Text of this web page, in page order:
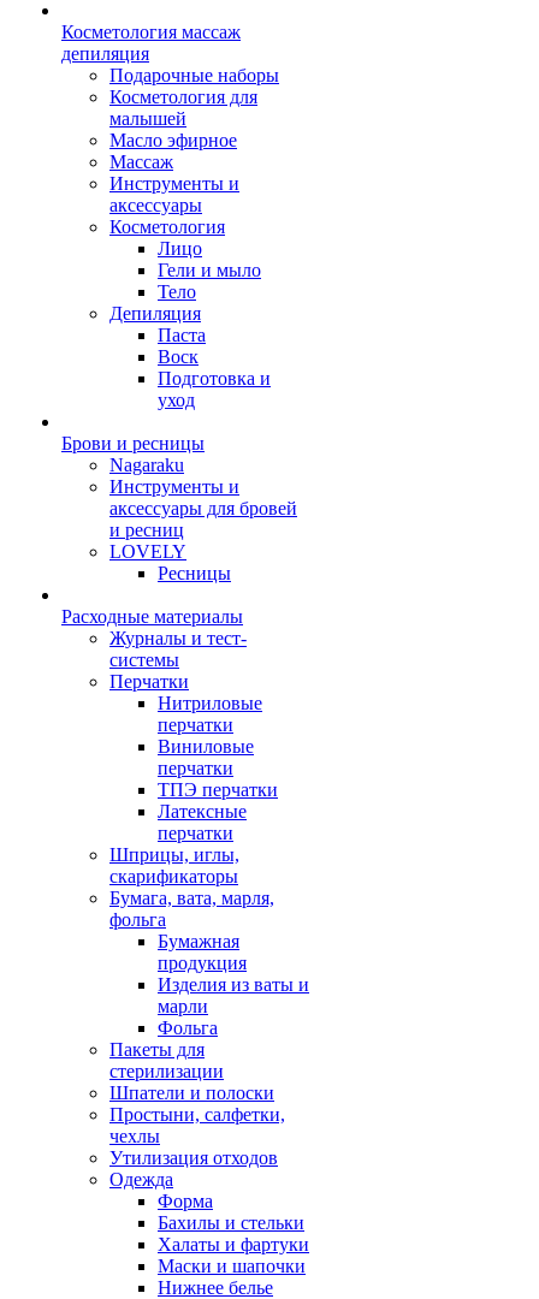
Косметология массаж
депиляция
Подарочные наборы
Косметология для
малышей
Масло эфирное
Массаж
Инструменты и
аксессуары
Косметология
Лицо
Гели и мыло
Тело
Депиляция
Паста
Воск
Подготовка и
уход
Брови и ресницы
Nagaraku
Инструменты и
аксессуары для бровей
и ресниц
LOVELY
Ресницы
Расходные материалы
Журналы и тест-
системы
Перчатки
Нитриловые
перчатки
Виниловые
перчатки
ТПЭ перчатки
Латексные
перчатки
Шприцы, иглы,
скарификаторы
Бумага, вата, марля,
фольга
Бумажная
продукция
Изделия из ваты и
марли
Фольга
Пакеты для
стерилизации
Шпатели и полоски
Простыни, салфетки,
чехлы
Утилизация отходов
Одежда
Форма
Бахилы и стельки
Халаты и фартуки
Маски и шапочки
Нижнее белье